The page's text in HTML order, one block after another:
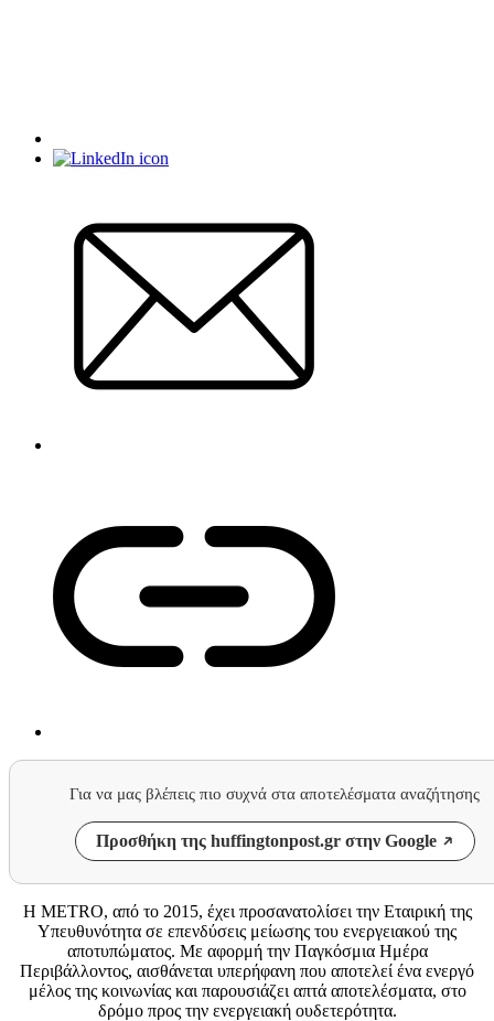
Για να μας βλέπεις πιο συχνά στα αποτελέσματα αναζήτησης
Προσθήκη της huffingtonpost.gr στην Google
Η METRO, από το 2015, έχει προσανατολίσει την Εταιρική της
Υπευθυνότητα σε επενδύσεις μείωσης του ενεργειακού της
αποτυπώματος. Με αφορμή την Παγκόσμια Ημέρα
Περιβάλλοντος, αισθάνεται υπερήφανη που αποτελεί ένα ενεργό
μέλος της κοινωνίας και παρουσιάζει απτά αποτελέσματα, στο
δρόμο προς την ενεργειακή ουδετερότητα.